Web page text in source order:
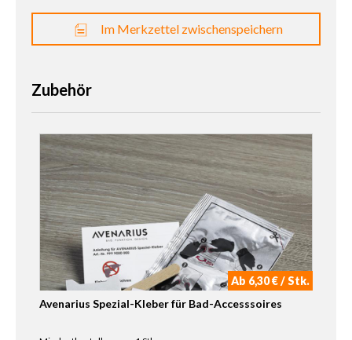
Im Merkzettel zwischenspeichern
Zubehör
Ab 6,30 € / Stk.
Avenarius Spezial-Kleber für Bad-Accesssoires